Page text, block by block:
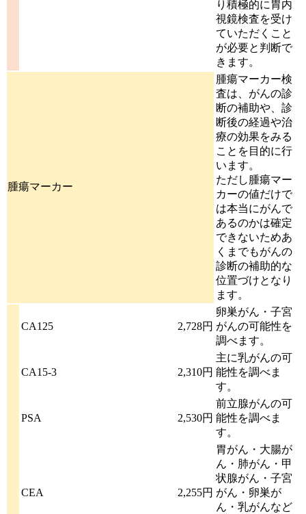
り積極的に胃内
視鏡検査を受け
ていただくこと
が必要と判断で
きます。
腫瘍マーカー
腫瘍マーカー検
査は、がんの診
断の補助や、診
断後の経過や治
療の効果をみる
ことを目的に行
います。
ただし腫瘍マー
カーの値だけで
は本当にがんで
あるのかは確定
できないためあ
くまでもがんの
診断の補助的な
位置づけとなり
ます。
CA125 2,728円
卵巣がん・子宮
がんの可能性を
調べます。
CA15-3 2,310円
主に乳がんの可
能性を調べま
す。
PSA 2,530円
前立腺がんの可
能性を調べま
す。
CEA 2,255円
胃がん・大腸が
ん・肺がん・甲
状腺がん・子宮
がん・卵巣が
ん・乳がんなど